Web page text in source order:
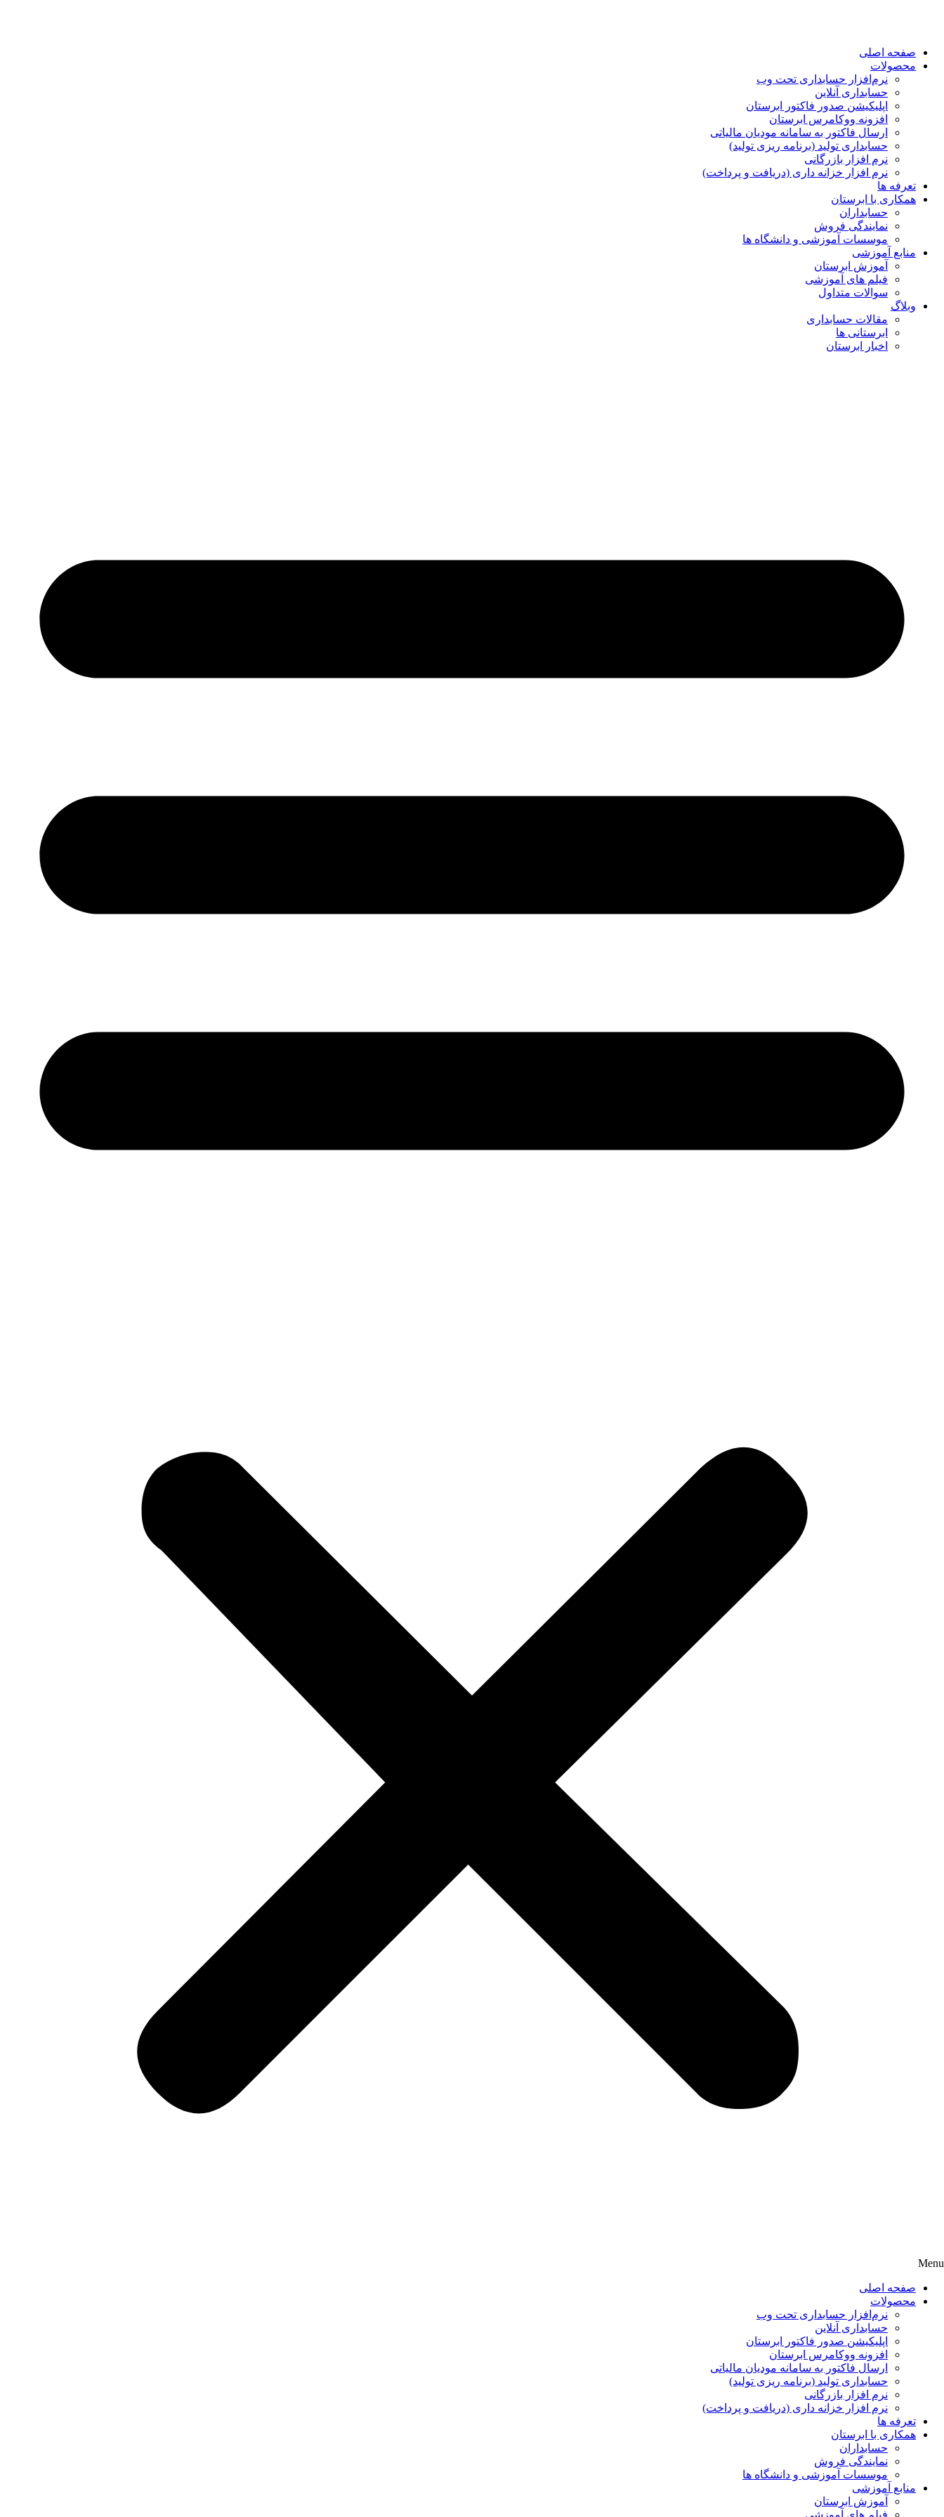
صفحه اصلی
محصولات
نرم‌افزار حسابداری تحت وب
حسابداری آنلاین
اپلیکیشن صدور فاکتور ابرستان
افزونه ووکامرس ابرستان
ارسال فاکتور به سامانه مودیان مالیاتی
حسابداری تولید (برنامه ریزی تولید)
نرم افزار بازرگانی
نرم افزار خزانه داری (دریافت و پرداخت)
تعرفه ها
همکاری با ابرستان
حسابداران
نمایندگی فروش
موسسات آموزشی و دانشگاه ها
منابع آموزشی
آموزش ابرستان
فیلم های آموزشی
سوالات متداول
وبلاگ
مقالات حسابداری
ابرستانی ها
اخبار ابرستان
Menu
صفحه اصلی
محصولات
نرم‌افزار حسابداری تحت وب
حسابداری آنلاین
اپلیکیشن صدور فاکتور ابرستان
افزونه ووکامرس ابرستان
ارسال فاکتور به سامانه مودیان مالیاتی
حسابداری تولید (برنامه ریزی تولید)
نرم افزار بازرگانی
نرم افزار خزانه داری (دریافت و پرداخت)
تعرفه ها
همکاری با ابرستان
حسابداران
نمایندگی فروش
موسسات آموزشی و دانشگاه ها
منابع آموزشی
آموزش ابرستان
فیلم های آموزشی